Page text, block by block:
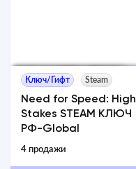
Ключ/Гифт Steam
Need for Speed: High
Stakes STEAM КЛЮЧ
РФ-Global
4 продажи